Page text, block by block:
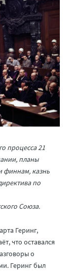
процесса 21
планы
финнам, казнь
по
Союза.
Геринг,
что оставался
о
Геринг был